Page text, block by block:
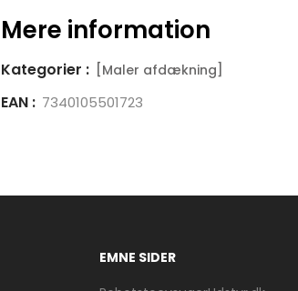
Mere information
Kategorier : [Maler afdækning]
EAN : 7340105501723
EMNE SIDER